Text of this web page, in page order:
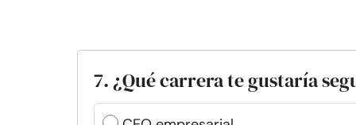
7. ¿Qué carrera te gustaría